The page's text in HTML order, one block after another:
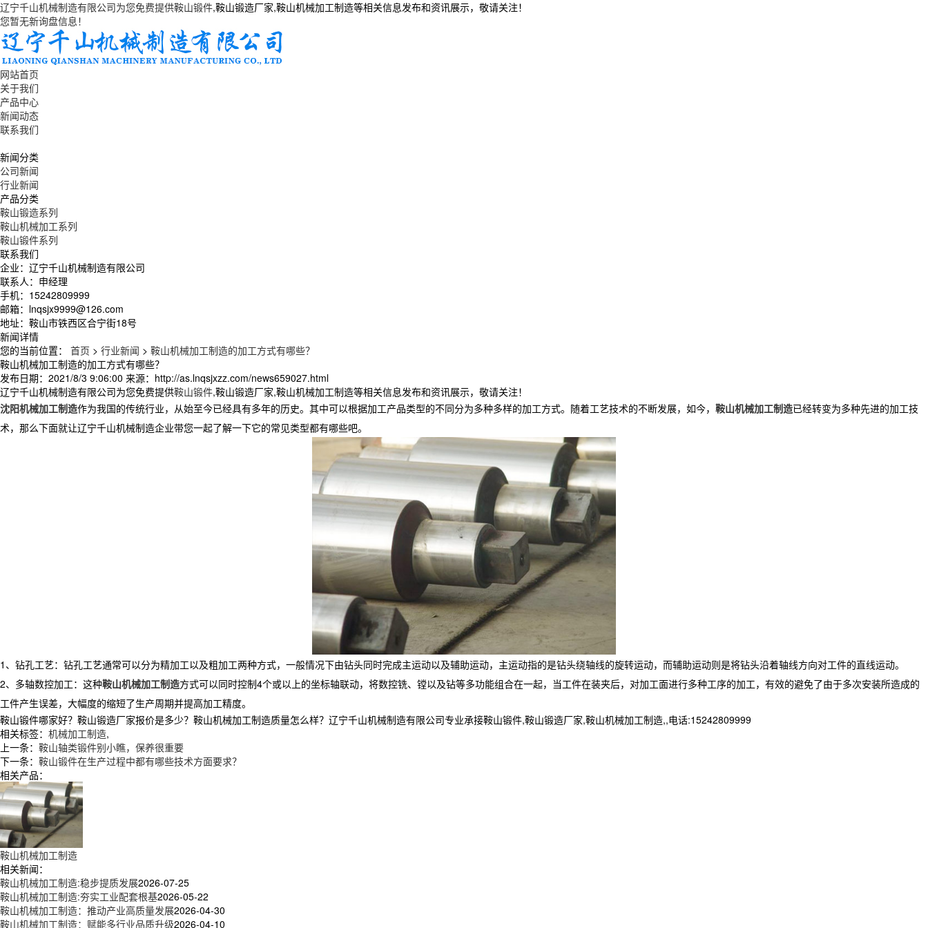
辽宁千山机械制造有限公司为您免费提供鞍山锻件,鞍山锻造厂家,鞍山机械加工制造等相关信息发布和资讯展示，敬请关注！
您暂无新询盘信息！
网站首页
关于我们
产品中心
新闻动态
联系我们
新闻分类
公司新闻
行业新闻
产品分类
鞍山锻造系列
鞍山机械加工系列
鞍山锻件系列
联系我们
企业：辽宁千山机械制造有限公司
联系人：申经理
手机：15242809999
邮箱：lnqsjx9999@126.com
地址：鞍山市铁西区合宁街18号
新闻详情
您的当前位置： 首页 > 行业新闻 > 鞍山机械加工制造的加工方式有哪些？
鞍山机械加工制造的加工方式有哪些？
发布日期： 2021/8/3 9:06:00 来源： http://as.lnqsjxzz.com/news659027.html
辽宁千山机械制造有限公司为您免费提供鞍山锻件,鞍山锻造厂家,鞍山机械加工制造等相关信息发布和资讯展示，敬请关注！
沈阳机械加工制造作为我国的传统行业，从始至今已经具有多年的历史。其中可以根据加工产品类型的不同分为多种多样的加工方式。随着工艺技术的不断发展，如今， 鞍山机械加工制造已经转变为多种先进的加工技
术，那么下面就让辽宁千山机械制造企业带您一起了解一下它的常见类型都有哪些吧。
1、钻孔工艺：钻孔工艺通常可以分为精加工以及粗加工两种方式，一般情况下由钻头同时完成主运动以及辅助运动，主运动指的是钻头绕轴线的旋转运动，而辅助运动则是将钻头沿着轴线方向对工件的直线运动。
2、多轴数控加工：这种鞍山机械加工制造方式可以同时控制4个或以上的坐标轴联动，将数控铣、镗以及钻等多功能组合在一起，当工件在装夹后，对加工面进行多种工序的加工，有效的避免了由于多次安装所造成的
工件产生误差，大幅度的缩短了生产周期并提高加工精度。
鞍山锻件哪家好？鞍山锻造厂家报价是多少？鞍山机械加工制造质量怎么样？辽宁千山机械制造有限公司专业承接鞍山锻件,鞍山锻造厂家,鞍山机械加工制造,,电话:15242809999
相关标签： 机械加工制造,
上一条： 鞍山轴类锻件别小瞧，保养很重要
下一条： 鞍山锻件在生产过程中都有哪些技术方面要求？
相关产品：
鞍山机械加工制造
相关新闻：
鞍山机械加工制造:稳步提质发展2026-07-25
鞍山机械加工制造:夯实工业配套根基2026-05-22
鞍山机械加工制造：推动产业高质量发展2026-04-30
鞍山机械加工制造：赋能多行业品质升级2026-04-10